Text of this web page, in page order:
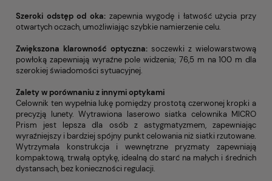
Szeroki odstęp od oka: zapewnia wygodę i łatwość użycia przy
otwartych oczach, umożliwiając szybkie namierzenie celu.
Zwiększona klarowność optyczna: soczewki z wielowarstwową
powłoką zapewniają wyraźne pole widzenia; 76,5 m na 100 m dla
szerokiej świadomości sytuacyjnej.
Zalety w porównaniu z innymi optykami
Celownik ten wypełnia lukę pomiędzy prostotą czerwonej kropki a
precyzją lunety. Wytrawiona laserowo siatka celownika MICRO
Prism jest lepsza dla osób z astygmatyzmem, zapewniając
wyraźniejszy i bardziej spójny punkt celowania niż siatki rzutowane.
Wytrzymała konstrukcja i wewnętrzne pryzmaty zapewniają
kompaktową, trwałą optykę, idealną do starć na małych i średnich
dystansach, bez konieczności regulacji.